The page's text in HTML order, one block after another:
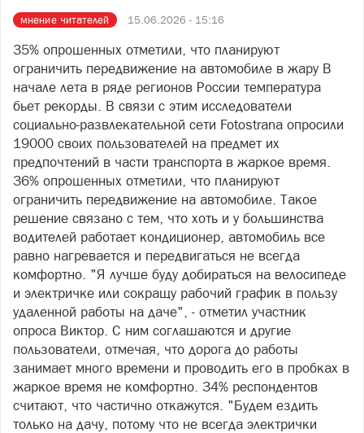
мнение читателей 15.06.2026 - 15:16
35% опрошенных отметили, что планируют
ограничить передвижение на автомобиле в жару В
начале лета в ряде регионов России температура
бьет рекорды. В связи с этим исследователи
социально-развлекательной сети Fotostrana опросили
19000 своих пользователей на предмет их
предпочтений в части транспорта в жаркое время.
36% опрошенных отметили, что планируют
ограничить передвижение на автомобиле. Такое
решение связано с тем, что хоть и у большинства
водителей работает кондиционер, автомобиль все
равно нагревается и передвигаться не всегда
комфортно. "Я лучше буду добираться на велосипеде
и электричке или сокращу рабочий график в пользу
удаленной работы на даче", - отметил участник
опроса Виктор. С ним соглашаются и другие
пользователи, отмечая, что дорога до работы
занимает много времени и проводить его в пробках в
жаркое время не комфортно. 34% респондентов
считают, что частично откажутся. "Будем ездить
только на дачу, потому что не всегда электрички